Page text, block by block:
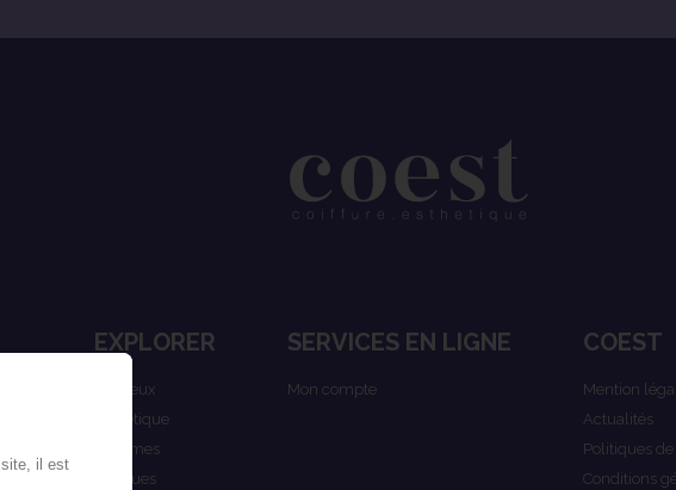
EXPLORER
Cheveux
Esthétique
Hommes
Marques
SERVICES EN LIGNE
Mon compte
COEST
Mention
Actualités
Politiques
Conditions